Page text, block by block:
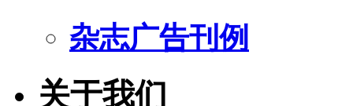
杂志广告刊例
关于我们